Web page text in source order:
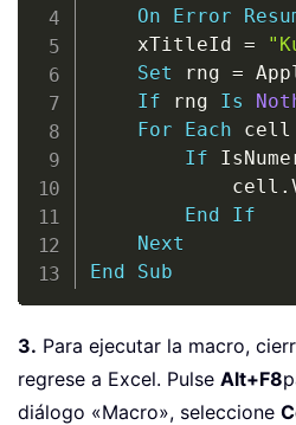
On
Error
    xTitleId
=
Set rng =
If rng Is
For
Each cell
If
            cell
.
End
If
Next
End
Sub
3. Para ejecutar la macro,
regrese a Excel. Pulse Alt+F8
diálogo «Macro», seleccione